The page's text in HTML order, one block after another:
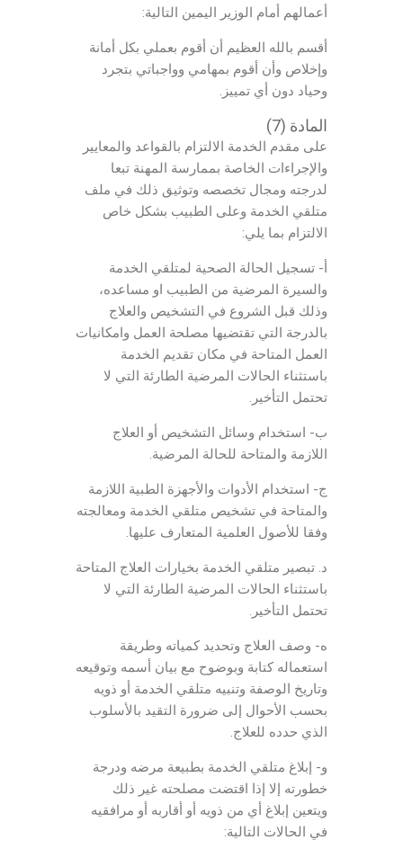
أعمالهم أمام الوزير اليمين التالية:
أقسم بالله العظيم أن أقوم بعملي بكل أمانة
وإخلاص وأن أقوم بمهامي وواجباتي بتجرد
وحياد دون أي تمييز.
المادة (7)
على مقدم الخدمة الالتزام بالقواعد والمعايير
والإجراءات الخاصة بممارسة المهنة تبعا
لدرجته ومجال تخصصه وتوثيق ذلك في ملف
متلقي الخدمة وعلى الطبيب بشكل خاص
الالتزام بما يلي:
أ- تسجيل الحالة الصحية لمتلقي الخدمة
والسيرة المرضية من الطبيب او مساعده،
وذلك قبل الشروع في التشخيص والعلاج
بالدرجة التي تقتضيها مصلحة العمل وامكانيات
العمل المتاحة في مكان تقديم الخدمة
باستثناء الحالات المرضية الطارئة التي لا
تحتمل التأخير.
ب- استخدام وسائل التشخيص أو العلاج
اللازمة والمتاحة للحالة المرضية.
ج- استخدام الأدوات والأجهزة الطبية اللازمة
والمتاحة في تشخيص متلقي الخدمة ومعالجته
وفقا للأصول العلمية المتعارف عليها.
د. تبصير متلقي الخدمة بخيارات العلاج المتاحة
باستثناء الحالات المرضية الطارئة التي لا
تحتمل التأخير.
ه- وصف العلاج وتحديد كمياته وطريقة
استعماله كتابة وبوضوح مع بيان أسمه وتوقيعه
وتاريخ الوصفة وتنبيه متلقي الخدمة أو ذويه
بحسب الأحوال إلى ضرورة التقيد بالأسلوب
الذي حدده للعلاج.
و- إبلاغ متلقي الخدمة بطبيعة مرضه ودرجة
خطورته إلا إذا اقتضت مصلحته غير ذلك
ويتعين إبلاغ أي من ذويه أو أقاربه أو مرافقيه
في الحالات التالية: